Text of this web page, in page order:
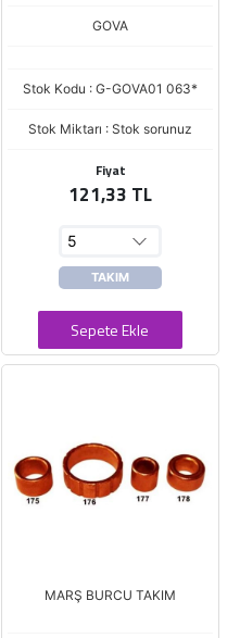
GOVA
Stok Kodu : G-GOVA01 063*
Stok Miktarı : Stok sorunuz
Fiyat
121,33 TL
TAKIM
Sepete Ekle
MARŞ BURCU TAKIM